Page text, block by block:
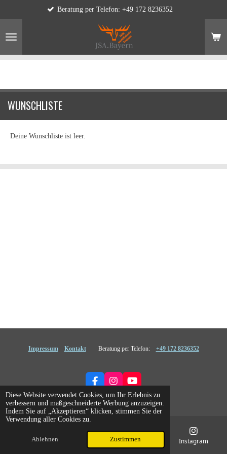
Diese Website verwendet Cookies, um Ihr Erlebnis zu
verbessern und maßgeschneiderte Werbung anzuzeigen.
Indem Sie auf „Akzeptieren“ klicken, stimmen Sie der
Verwendung aller Cookies zu.
Ablehnen Zustimmen
Hauptinhalt
springen
Beratung per Telefon: +49 172 8236352
WUNSCHLISTE
Deine Wunschliste ist leer.
Impressum KontaktBeratung per Telefon: +49 172 8236352
F
a
c
e
o
I
n
s
r
a
m
Y
o
u
T
e
© 2024 - 2026 JSA.Bayern
E-Mail Karte Instagram